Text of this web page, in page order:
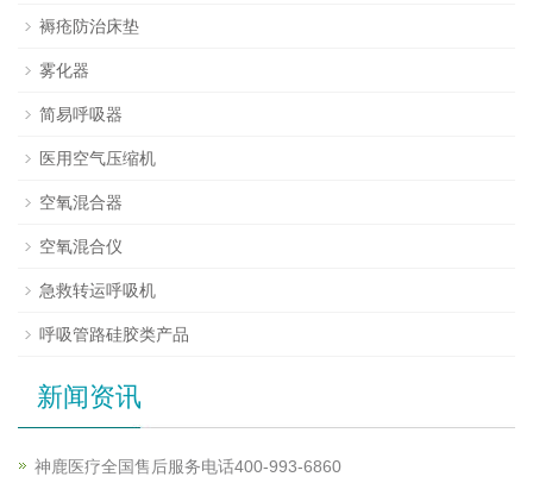
褥疮防治床垫
雾化器
简易呼吸器
医用空气压缩机
空氧混合器
空氧混合仪
急救转运呼吸机
呼吸管路硅胶类产品
新闻资讯
神鹿医疗全国售后服务电话400-993-6860